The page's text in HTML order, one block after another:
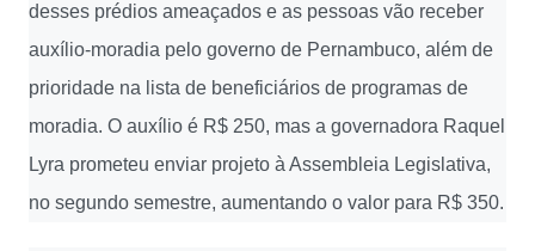
desses prédios ameaçados e as pessoas vão receber
auxílio-moradia pelo governo de Pernambuco, além de
prioridade na lista de beneficiários de programas de
moradia. O auxílio é R$ 250, mas a governadora Raquel
Lyra prometeu enviar projeto à Assembleia Legislativa,
no segundo semestre, aumentando o valor para R$ 350.